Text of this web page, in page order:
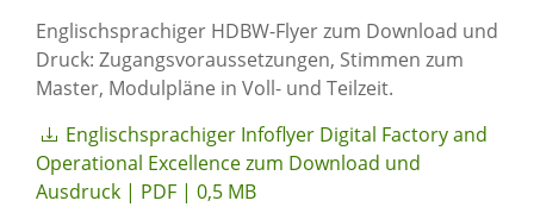
Englischsprachiger HDBW-Flyer zum Download und
Druck: Zugangsvoraussetzungen, Stimmen zum
Master, Modulpläne in Voll- und Teilzeit.
Englischsprachiger Infoflyer Digital Factory and
Operational Excellence zum Download und
Ausdruck | PDF | 0,5 MB